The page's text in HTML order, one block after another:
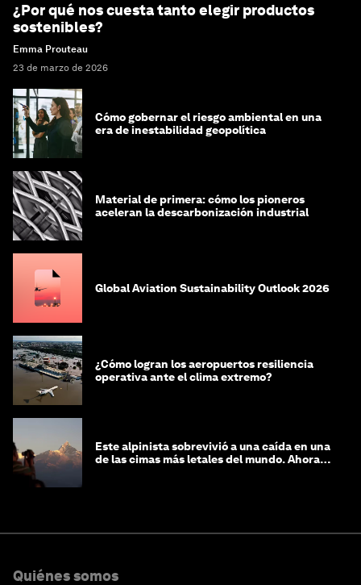
¿Por qué nos cuesta tanto elegir productos
sostenibles?
Emma Prouteau
23 de marzo de 2026
Cómo gobernar el riesgo ambiental en una
era de inestabilidad geopolítica
Material de primera: cómo los pioneros
aceleran la descarbonización industrial
Global Aviation Sustainability Outlook 2026
¿Cómo logran los aeropuertos resiliencia
operativa ante el clima extremo?
Este alpinista sobrevivió a una caída en una
de las cimas más letales del mundo. Ahora
Quiénes somos